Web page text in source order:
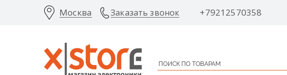
Москва Заказать звонок +79212570358